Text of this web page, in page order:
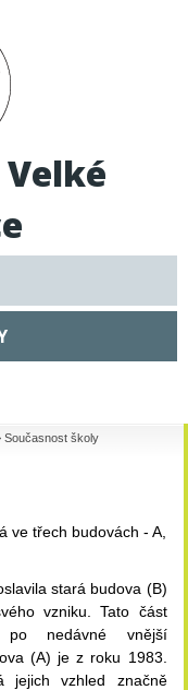
Velké
Současnost školy
ve třech budovách - A,
stará budova (B)
vzniku. Tato část
nedávné vnější
(A) je z roku 1983.
jejich vzhled značně